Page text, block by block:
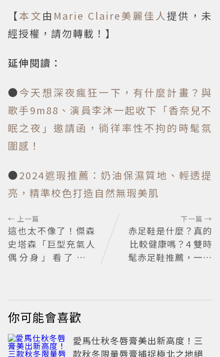
【本文 由 Marie Claire美麗佳人提供，未
經授權，請勿轉載！】
延伸閱讀：
●今天想深夜瘋狂一下，有什麼計畫？與
歌手9m88、演員李沐一起收下「香奈兒不
眠之夜」邀請函，徜徉率性不拘的時髦氛
圍感！
●2024遮瑕推薦：奶油保濕質地、輕透提
亮，精準校色打造自然無瑕美肌
← 上一篇
這也太不像了！傑森
史塔森「巨型充氣人
偶分身」看了只想
下一篇 →
赤足鞋是什麼？真的
比較健康嗎？4 雙時
髦赤足鞋推薦，一次
你可能會喜歡
愛馬仕秋冬唇膏美出新高度！三
款秋冬限量唇膏捕捉極北之地絕